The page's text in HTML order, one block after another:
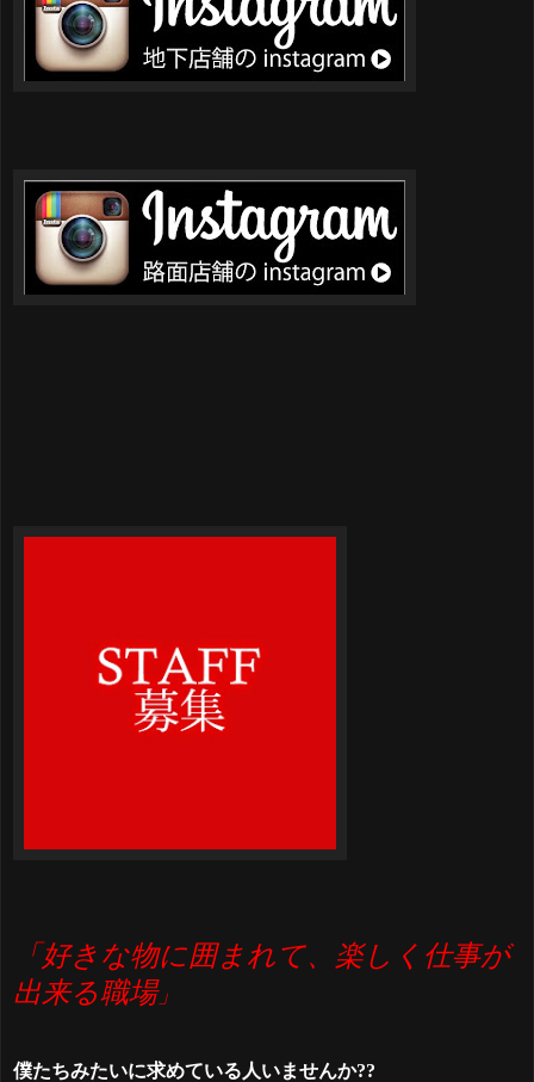
「好きな物に囲まれて、楽しく仕事が
出来る職場」
僕たちみたいに求めている人いませんか??